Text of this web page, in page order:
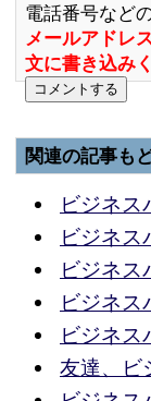
電話番号など
メールアドレ
文に書き込み
関連の記事も
ビジネス
ビジネス
ビジネス
ビジネス
ビジネス
友達、ビ